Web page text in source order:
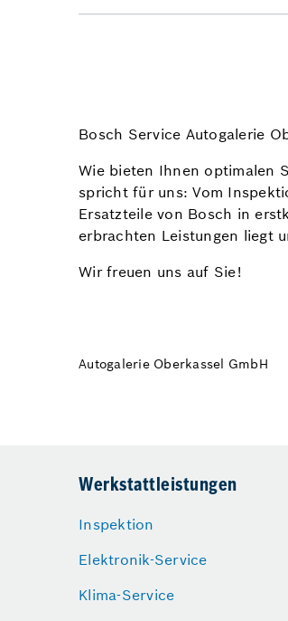
Bosch Service Autogalerie
Wie bieten Ihnen optimalen
spricht für uns: Vom
Ersatzteile von Bosch in
erbrachten Leistungen liegt
Wir freuen uns auf Sie!
Autogalerie Oberkassel GmbH
Werkstattleistungen
Inspektion
Elektronik-Service
Klima-Service